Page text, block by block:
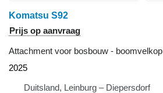
Komatsu S92
Prijs op aanvraag
Attachment voor bosbouw - boomvelkop
2025
Duitsland, Leinburg – Diepersdorf